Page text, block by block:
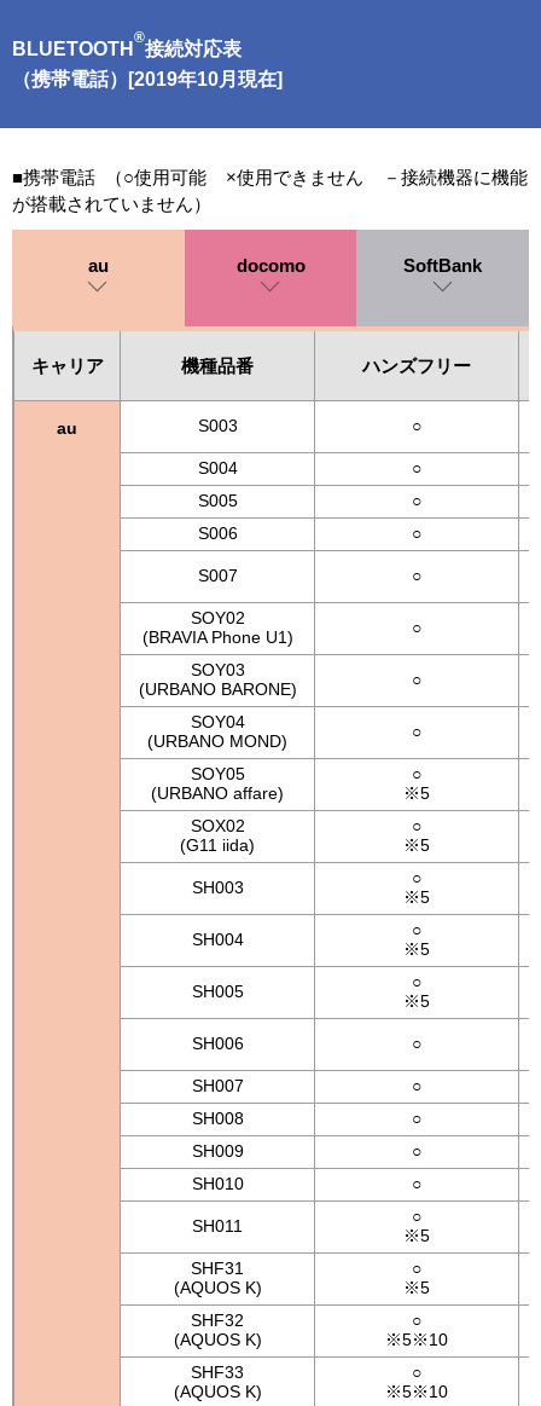
BLUETOOTH
®
接続対応表
（携帯電話）[2019年10月現在]
■携帯電話 （○使用可能 ×使用できません －接続機器に機能
が搭載されていません）
au docomo SoftBank
キャリア 機種品番 ハンズフリー
au S003 ○
S004
○
S005
○
S006
○
S007 ○
SOY02
(BRAVIA Phone U1)
○
SOY03
(URBANO BARONE)
○
SOY04
(URBANO MOND)
○
SOY05
(URBANO affare)
○
※5
SOX02
(G11 iida)
○
※5
SH003
○
※5
SH004
○
※5
SH005
○
※5
SH006 ○
SH007
○
SH008
○
SH009
○
SH010
○
SH011
○
※5
SHF31
(AQUOS K)
○
※5
SHF32
(AQUOS K)
○
※5※10
SHF33
(AQUOS K)
○
※5※10